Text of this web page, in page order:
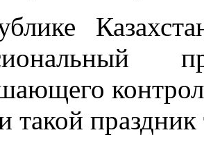
такой праздник